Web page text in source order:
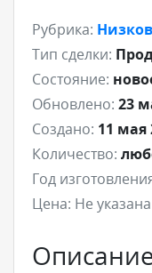
Рубрика:
Тип сделки:
Состояние:
Обновлено: 23
Создано: 11 мая
Количество:
Год
Цена: Не указана